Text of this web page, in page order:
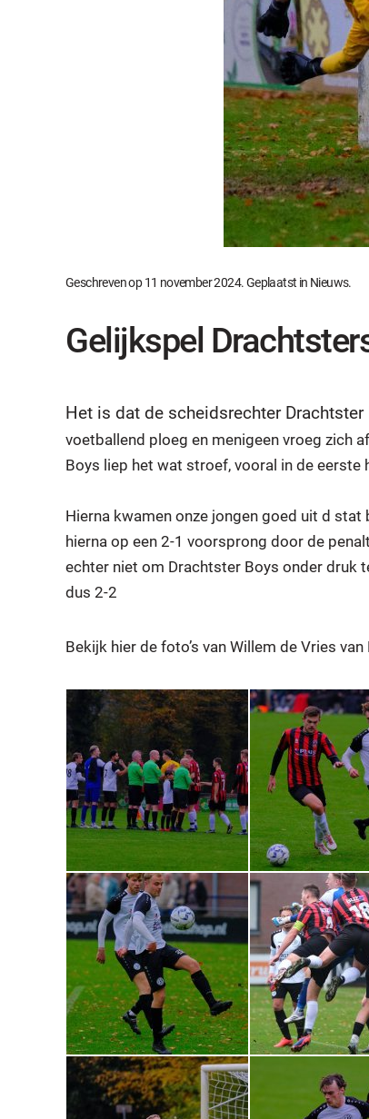
Geschreven op11 november 2024. Geplaatst in Nieuws.
Gelijkspel
Het is dat de scheidsrechter
voetballend ploeg en menigeen vroeg zich
Boys liep het wat stroef, vooral in de
Hierna kwamen onze jongen goed uit d
hierna op een 2-1 voorsprong door de
echter niet om Drachtster Boys onder druk
dus 2-2
Bekijk hier de foto’s van Willem de Vries van